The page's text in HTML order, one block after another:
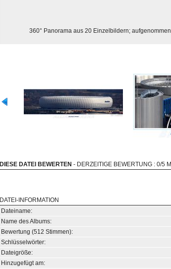
360° Panorama aus 20 Einzelbildern;
DIESE DATEI BEWERTEN - DERZEITIGE BEWERTUNG : 0/5
DATEI-INFORMATION
Dateiname:
Name des Albums:
Bewertung (512 Stimmen):
Schlüsselwörter:
Dateigröße:
Hinzugefügt am: